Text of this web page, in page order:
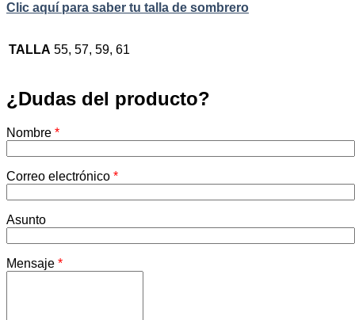
Clic aquí para saber tu talla de sombrero
TALLA 55, 57, 59, 61
¿Dudas del producto?
Nombre *
Correo electrónico *
Asunto
Mensaje *